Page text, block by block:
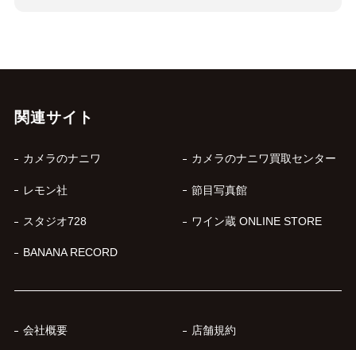
関連サイト
カメラのナニワ カメラのナニワ買取センター
レモン社 節目写真館
スタジオ728 ワイン蔵 ONLINE STORE
BANANA RECORD
会社概要 店舗規約